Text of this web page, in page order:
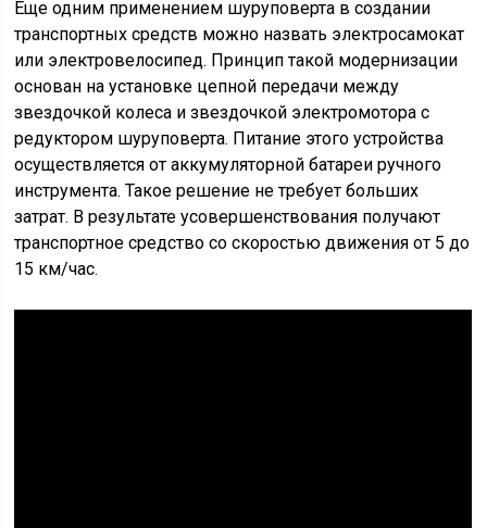
Еще одним применением шуруповерта в создании
транспортных средств можно назвать электросамокат
или электровелосипед. Принцип такой модернизации
основан на установке цепной передачи между
звездочкой колеса и звездочкой электромотора с
редуктором шуруповерта. Питание этого устройства
осуществляется от аккумуляторной батареи ручного
инструмента. Такое решение не требует больших
затрат. В результате усовершенствования получают
транспортное средство со скоростью движения от 5 до
15 км/час.